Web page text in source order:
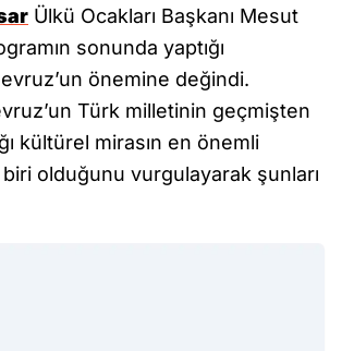
Ülkü Ocakları Başkanı Mesut
sonunda yaptığı
önemine değindi.
Türk milletinin geçmişten
kültürel mirasın en önemli
biri olduğunu vurgulayarak şunları